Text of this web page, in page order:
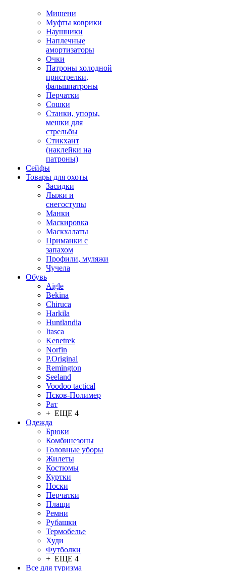
Мишени
Муфты коврики
Наушники
Наплечные
амортизаторы
Очки
Патроны холодной
пристрелки,
фальшпатроны
Перчатки
Сошки
Станки, упоры,
мешки для
стрельбы
Стикхант
(наклейки на
патроны)
Сейфы
Товары для охоты
Засидки
Лыжи и
снегоступы
Манки
Маскировка
Маскхалаты
Приманки с
запахом
Профили, муляжи
Чучела
Обувь
Aigle
Bekina
Chiruсa
Harkila
Huntlandia
Itasca
Kenetrek
Norfin
P.Original
Remington
Seeland
Voodoo tactical
Псков-Полимер
Рат
+ ЕЩЕ 4
Одежда
Брюки
Комбинезоны
Головные уборы
Жилеты
Костюмы
Куртки
Носки
Перчатки
Плащи
Ремни
Рубашки
Термобелье
Худи
Футболки
+ ЕЩЕ 4
Все для туризма